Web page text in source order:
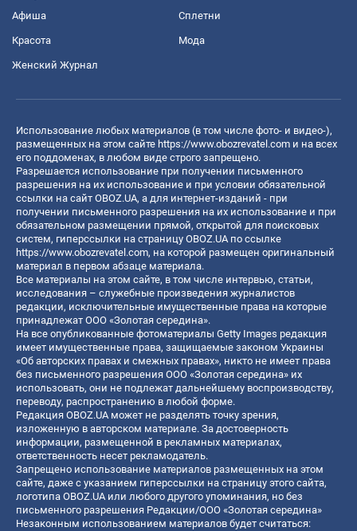
Афиша Сплетни
Красота Мода
Женский Журнал
Использование любых материалов (в том числе фото- и видео-),
размещенных на этом сайте https://www.obozrevatel.com и на всех
его поддоменах, в любом виде строго запрещено.
Разрешается использование при получении письменного
разрешения на их использование и при условии обязательной
ссылки на сайт OBOZ.UA, а для интернет-изданий - при
получении письменного разрешения на их использование и при
обязательном размещении прямой, открытой для поисковых
систем, гиперссылки на страницу OBOZ.UA по ссылке
https://www.obozrevatel.com, на которой размещен оригинальный
материал в первом абзаце материала.
Все материалы на этом сайте, в том числе интервью, статьи,
исследования – служебные произведения журналистов
редакции, исключительные имущественные права на которые
принадлежат ООО «Золотая середина».
На все опубликованные фотоматериалы Getty Images редакция
имеет имущественные права, защищаемые законом Украины
«Об авторских правах и смежных правах», никто не имеет права
без письменного разрешения ООО «Золотая середина» их
использовать, они не подлежат дальнейшему воспроизводству,
переводу, распространению в любой форме.
Редакция OBOZ.UA может не разделять точку зрения,
изложенную в авторском материале. За достоверность
информации, размещенной в рекламных материалах,
ответственность несет рекламодатель.
Запрещено использование материалов размещенных на этом
сайте, даже с указанием гиперссылки на страницу этого сайта,
логотипа OBOZ.UA или любого другого упоминания, но без
письменного разрешения Редакции/ООО «Золотая середина»
Незаконным использованием материалов будет считаться: